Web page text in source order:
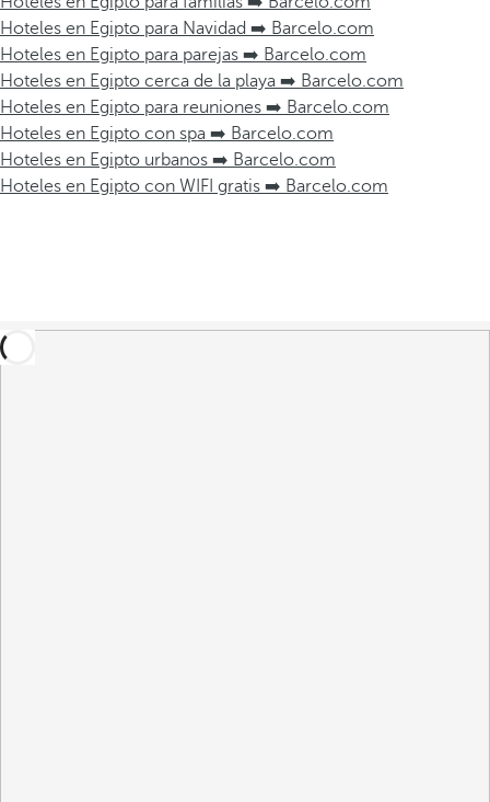
Hoteles en Egipto para Navidad ➡️ Barcelo.com
Hoteles en Egipto para parejas ➡️ Barcelo.com
Hoteles en Egipto cerca de la playa ➡️ Barcelo.com
Hoteles en Egipto para reuniones ➡️ Barcelo.com
Hoteles en Egipto con spa ➡️ Barcelo.com
Hoteles en Egipto urbanos ➡️ Barcelo.com
Hoteles en Egipto con WIFI gratis ➡️ Barcelo.com